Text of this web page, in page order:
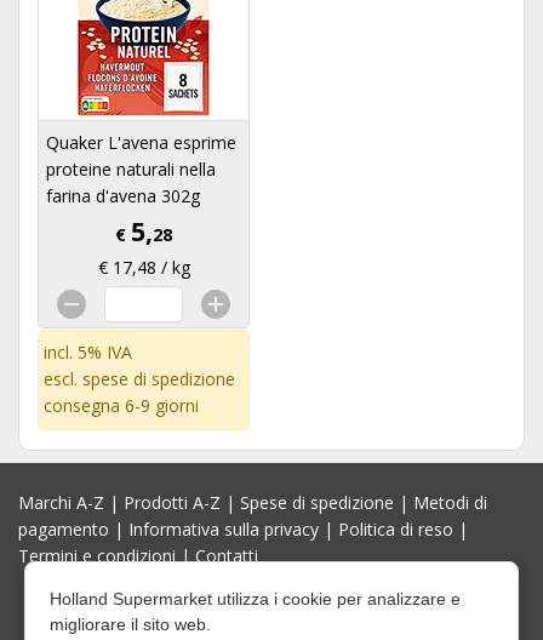
Quaker L'avena esprime
proteine naturali nella
farina d'avena 302g
€ 5,28
€ 17,48 / kg
incl. 5% IVA
escl. spese di spedizione
consegna 6-9 giorni
Marchi A-Z | Prodotti A-Z | Spese di spedizione | Metodi di
pagamento | Informativa sulla privacy | Politica di reso |
Termini e condizioni|Contatti
Holland Supermarket utilizza i cookie per analizzare e
migliorare il sito web.